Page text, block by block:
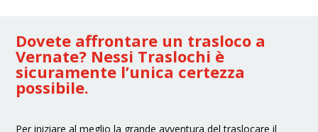
Dovete affrontare un trasloco a
Vernate? Nessi Traslochi è
sicuramente l’unica certezza
possibile.
Per iniziare al meglio la grande avventura del traslocare il